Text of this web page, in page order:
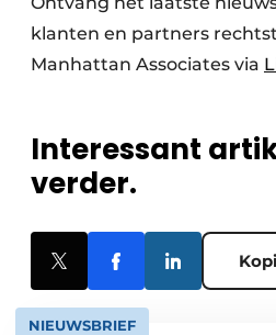
klanten en partners
Manhattan Associates via
Interessant
verder.
NIEUWSBRIEF